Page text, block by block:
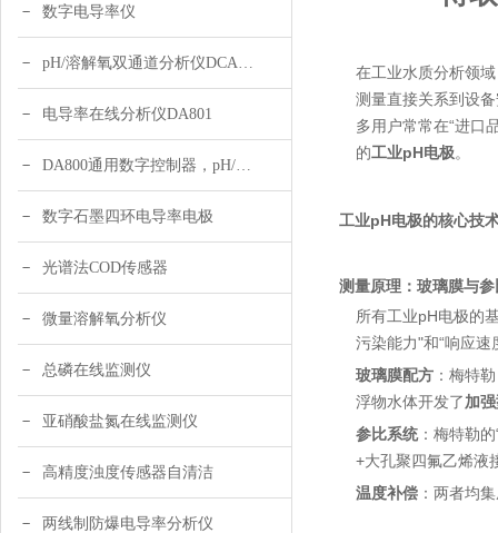
数字电导率仪
pH/溶解氧双通道分析仪DCA120
电导率在线分析仪DA801
DA800通用数字控制器，pH/DO/ORP多参数
数字石墨四环电导率电极
光谱法COD传感器
微量溶解氧分析仪
总磷在线监测仪
亚硝酸盐氮在线监测仪
高精度浊度传感器自清洁
两线制防爆电导率分析仪
在工业水质分析领
测量直接关系到设
多用户常常在“进口
的工业pH电极。
工业pH电极的核心技
测量原理：玻璃膜与
所有工业pH电极的
污染能力"和“响应
玻璃膜配方 ：梅特
浮物水体开发了加
参比系统：梅特勒
+大孔聚四氟乙烯液
温度补偿 ：两者均